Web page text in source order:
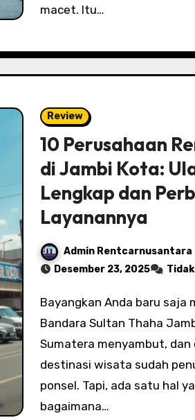
macet. Itu…
Review
10 Perusahaan
di Jambi Kota:
Lengkap dan
Layanannya
Admin Rentcarnusantara
Desember 23, 2025
Bayangkan Anda baru saja mendarat di
Bandara Sultan Thaha
Sumatera menyambut,
destinasi wisata sudah
ponsel. Tapi, ada satu hal
bagaimana…